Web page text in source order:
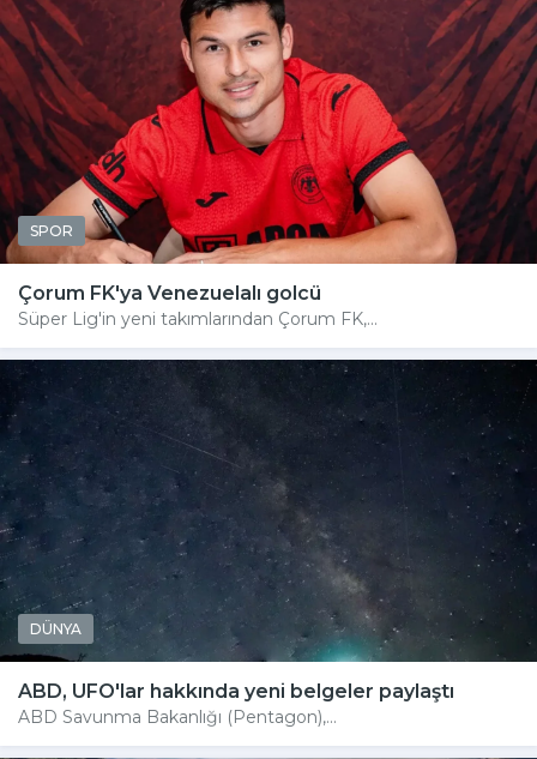
SPOR
Çorum FK'ya Venezuelalı golcü
Süper Lig'in yeni takımlarından Çorum FK,...
DÜNYA
ABD, UFO'lar hakkında yeni belgeler paylaştı
ABD Savunma Bakanlığı (Pentagon),...